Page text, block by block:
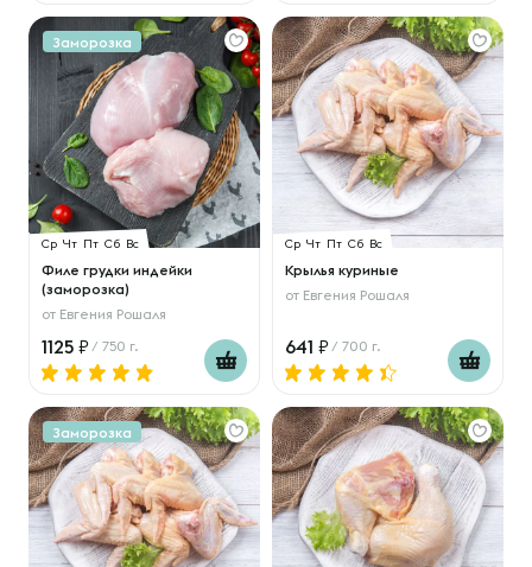
Заморозка
Ср Чт Пт Сб Вс
Филе грудки индейки
(заморозка)
от Евгения Рошаля
1125 / 750 г.
Ср Чт Пт Сб Вс
Крылья куриные
от Евгения Рошаля
641 / 700 г.
Заморозка